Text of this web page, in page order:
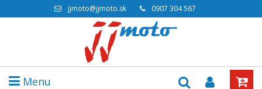
jjmoto@jjmoto.sk 0907 304 567
Menu